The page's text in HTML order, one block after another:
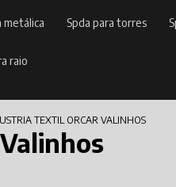
metálica spda para torres
raio
TEXTIL ORCAR VALINHOS